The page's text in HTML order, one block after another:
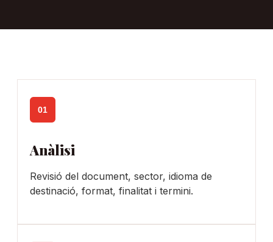
01
Anàlisi
Revisió del document, sector, idioma de
destinació, format, finalitat i termini.